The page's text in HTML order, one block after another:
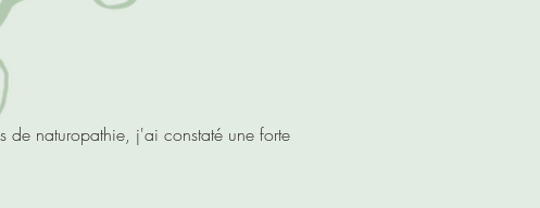
de naturopathie, j'ai constaté une forte